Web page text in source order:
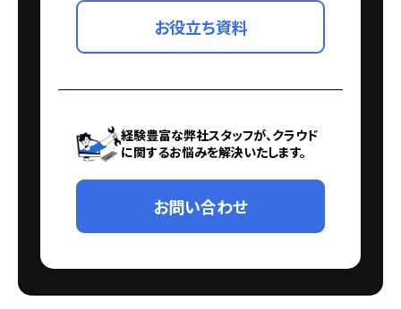
お役立ち資料
経験豊富な弊社スタッフが、クラウド
に関するお悩みを解決いたします。
お問い合わせ